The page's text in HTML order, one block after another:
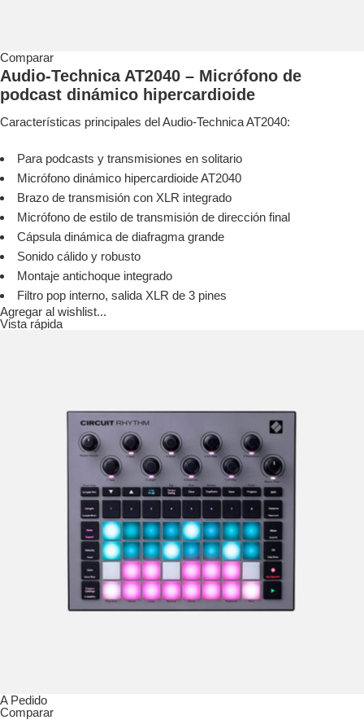
Comparar
Audio-Technica AT2040 – Micrófono de
podcast dinámico hipercardioide
Características principales del Audio-Technica AT2040:
Para podcasts y transmisiones en solitario
Micrófono dinámico hipercardioide AT2040
Brazo de transmisión con XLR integrado
Micrófono de estilo de transmisión de dirección final
Cápsula dinámica de diafragma grande
Sonido cálido y robusto
Montaje antichoque integrado
Filtro pop interno, salida XLR de 3 pines
Agregar al wishlist...
Vista rápida
A Pedido
Comparar